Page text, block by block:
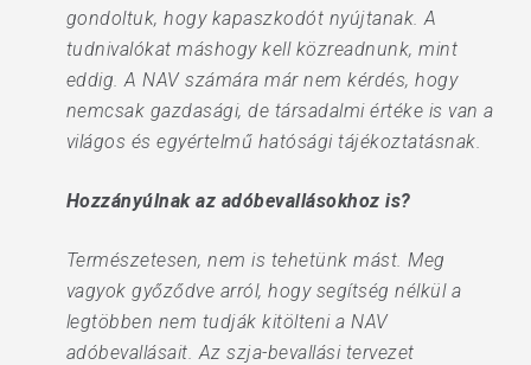
gondoltuk, hogy kapaszkodót nyújtanak. A
tudnivalókat máshogy kell közreadnunk, mint
eddig. A NAV számára már nem kérdés, hogy
nemcsak gazdasági, de társadalmi értéke is van a
világos és egyértelmű hatósági tájékoztatásnak.
Hozzányúlnak az adóbevallásokhoz is?
Természetesen, nem is tehetünk mást. Meg
vagyok győződve arról, hogy segítség nélkül a
legtöbben nem tudják kitölteni a NAV
adóbevallásait. Az szja-bevallási tervezet